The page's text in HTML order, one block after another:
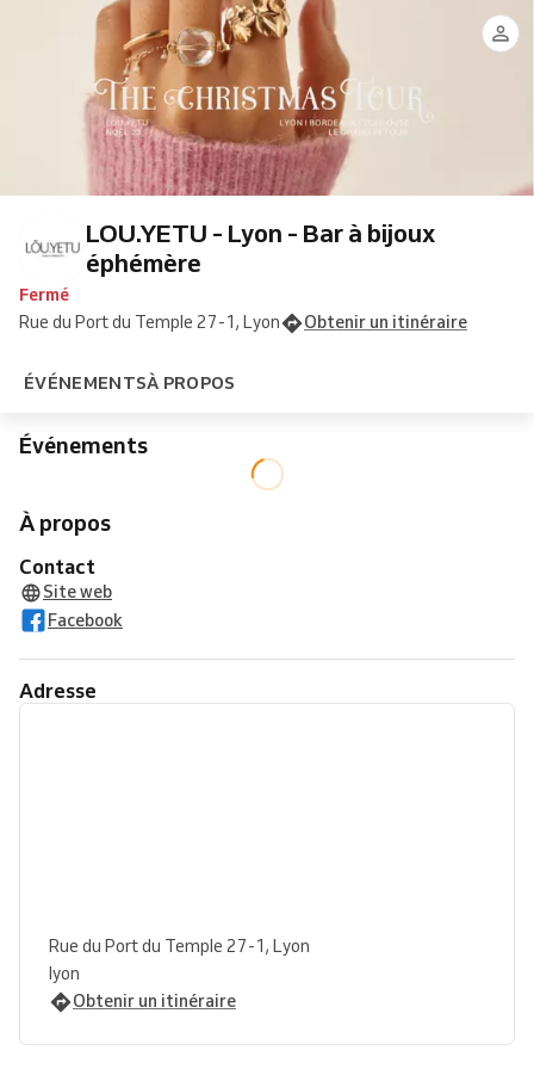
LOU.YETU - Lyon - Bar à bijoux
éphémère
Fermé
Rue du Port du Temple 27-1, Lyon
Obtenir un itinéraire
ÉVÉNEMENTSÀ PROPOS
Événements
À propos
Contact
Site web
Facebook
Adresse
Rue du Port du Temple 27-1, Lyon
lyon
Obtenir un itinéraire